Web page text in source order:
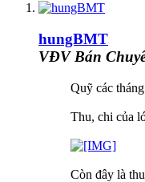
hungBMT
VĐV Bán
Quỹ các
Thu, chi của
Còn đây là